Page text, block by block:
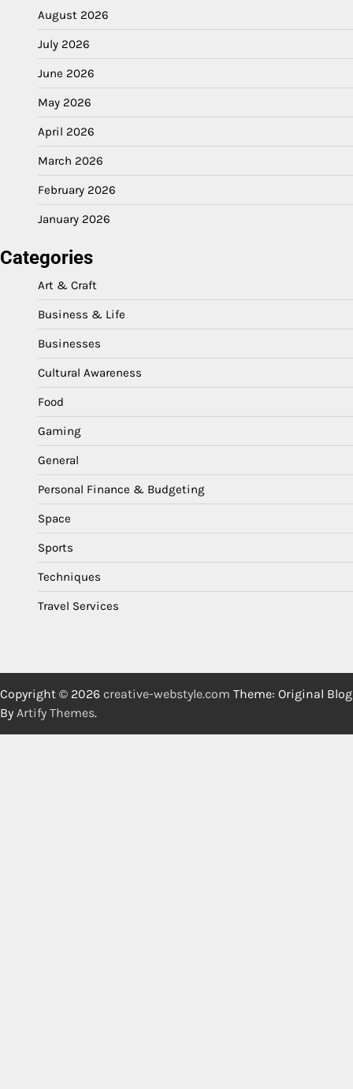
August 2026
July 2026
June 2026
May 2026
April 2026
March 2026
February 2026
January 2026
Categories
Art & Craft
Business & Life
Businesses
Cultural Awareness
Food
Gaming
General
Personal Finance & Budgeting
Space
Sports
Techniques
Travel Services
Copyright © 2026 creative-webstyle.com Theme: Original Blog
By Artify Themes.